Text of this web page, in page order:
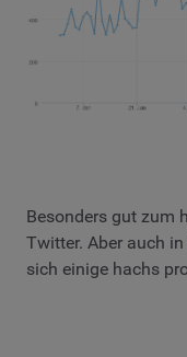
Besonders gut zum
Twitter. Aber auch
sich einige hachs